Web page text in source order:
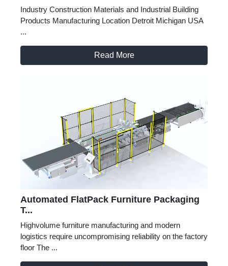
Industry Construction Materials and Industrial Building
Products Manufacturing Location Detroit Michigan USA
...
Read More
Automated FlatPack Furniture Packaging
T...
Highvolume furniture manufacturing and modern
logistics require uncompromising reliability on the factory
floor The ...